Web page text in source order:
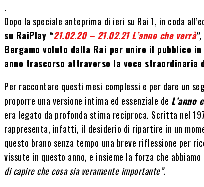
.
Dopo la speciale anteprima di ieri su Rai 1, in coda
su RaiPlay “21.02.20 – 21.02.21 L’anno che verrà“,
Bergamo voluto dalla Rai per unire il pubblico
anno trascorso attraverso la voce straordinaria
Per raccontare questi mesi complessi e per dare un
proporre una versione intima ed essenziale de L’anno
era legato da profonda stima reciproca. Scritta nel
rappresenta, infatti, il desiderio di ripartire in un
questo brano senza tempo una breve riflessione per
vissute in questo anno, e insieme la forza che
di capire che cosa sia veramente importante”.